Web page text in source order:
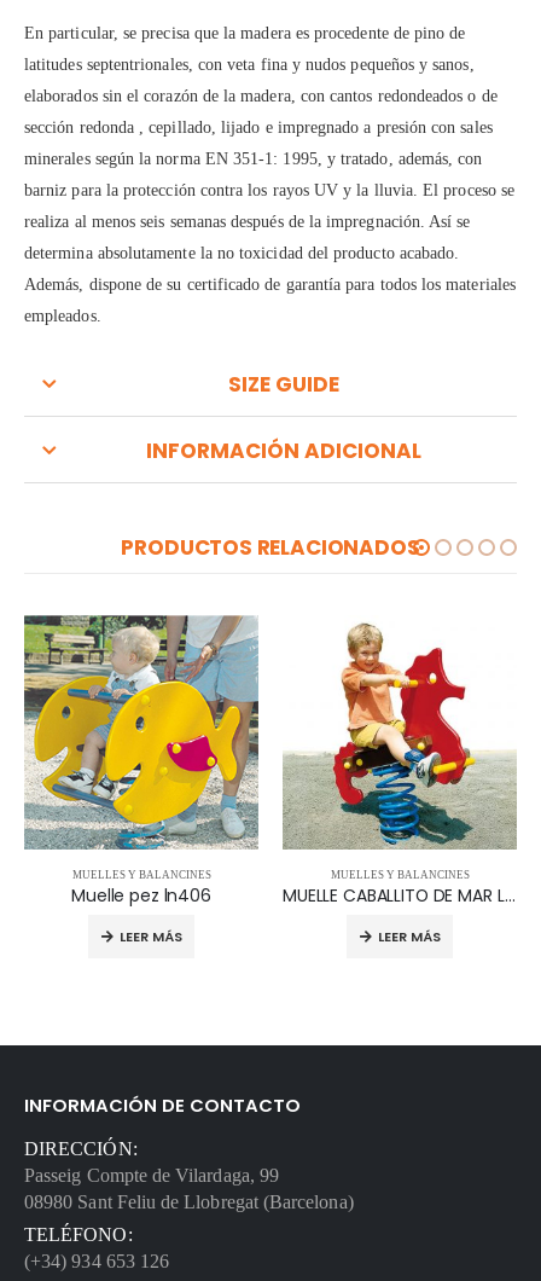
En particular, se precisa que la madera es procedente de pino de
latitudes septentrionales, con veta fina y nudos pequeños y sanos,
elaborados sin el corazón de la madera, con cantos redondeados o de
sección redonda , cepillado, lijado e impregnado a presión con sales
minerales según la norma EN 351-1: 1995, y tratado, además, con
barniz para la protección contra los rayos UV y la lluvia. El proceso se
realiza al menos seis semanas después de la impregnación. Así se
determina absolutamente la no toxicidad del producto acabado.
Además, dispone de su certificado de garantía para todos los materiales
empleados.
SIZE GUIDE
INFORMACIÓN ADICIONAL
PRODUCTOS RELACIONADOS
MUELLES Y BALANCINES
Muelle pez ln406
LEER MÁS
MUELLES Y BALANCINES
MUELLE CABALLITO DE MAR LN/402
LEER MÁS
INFORMACIÓN DE CONTACTO
DIRECCIÓN:
Passeig Compte de Vilardaga, 99
08980 Sant Feliu de Llobregat (Barcelona)
TELÉFONO:
(+34) 934 653 126